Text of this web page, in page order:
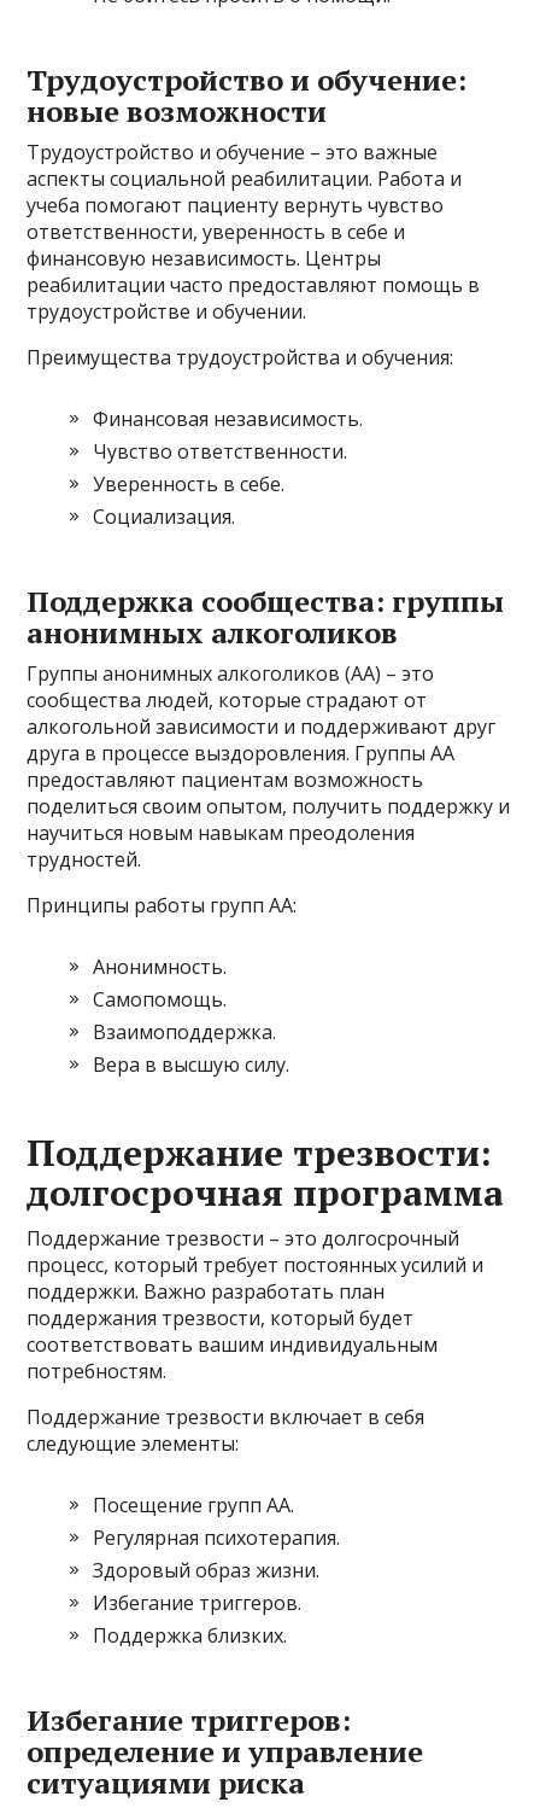
Трудоустройство и обучение:
новые возможности
Трудоустройство и обучение – это важные
аспекты социальной реабилитации. Работа и
учеба помогают пациенту вернуть чувство
ответственности, уверенность в себе и
финансовую независимость. Центры
реабилитации часто предоставляют помощь в
трудоустройстве и обучении.
Преимущества трудоустройства и обучения:
Финансовая независимость.
Чувство ответственности.
Уверенность в себе.
Социализация.
Поддержка сообщества: группы
анонимных алкоголиков
Группы анонимных алкоголиков (АА) – это
сообщества людей, которые страдают от
алкогольной зависимости и поддерживают друг
друга в процессе выздоровления. Группы АА
предоставляют пациентам возможность
поделиться своим опытом, получить поддержку и
научиться новым навыкам преодоления
трудностей.
Принципы работы групп АА:
Анонимность.
Самопомощь.
Взаимоподдержка.
Вера в высшую силу.
Поддержание трезвости:
долгосрочная программа
Поддержание трезвости – это долгосрочный
процесс, который требует постоянных усилий и
поддержки. Важно разработать план
поддержания трезвости, который будет
соответствовать вашим индивидуальным
потребностям.
Поддержание трезвости включает в себя
следующие элементы:
Посещение групп АА.
Регулярная психотерапия.
Здоровый образ жизни.
Избегание триггеров.
Поддержка близких.
Избегание триггеров:
определение и управление
ситуациями риска